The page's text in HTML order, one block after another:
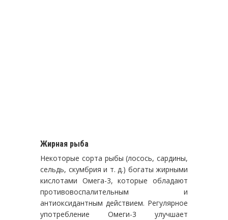
Жирная рыба
Некоторые сорта рыбы (лосось, сардины,
сельдь, скумбрия и т. д.) богаты жирными
кислотами Омега-3, которые обладают
противовоспалительным и
антиоксидантным действием. Регулярное
употребление Омеги-3 улучшает